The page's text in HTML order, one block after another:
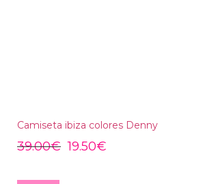
Camiseta ibiza colores Denny
39.00€ 19.50€